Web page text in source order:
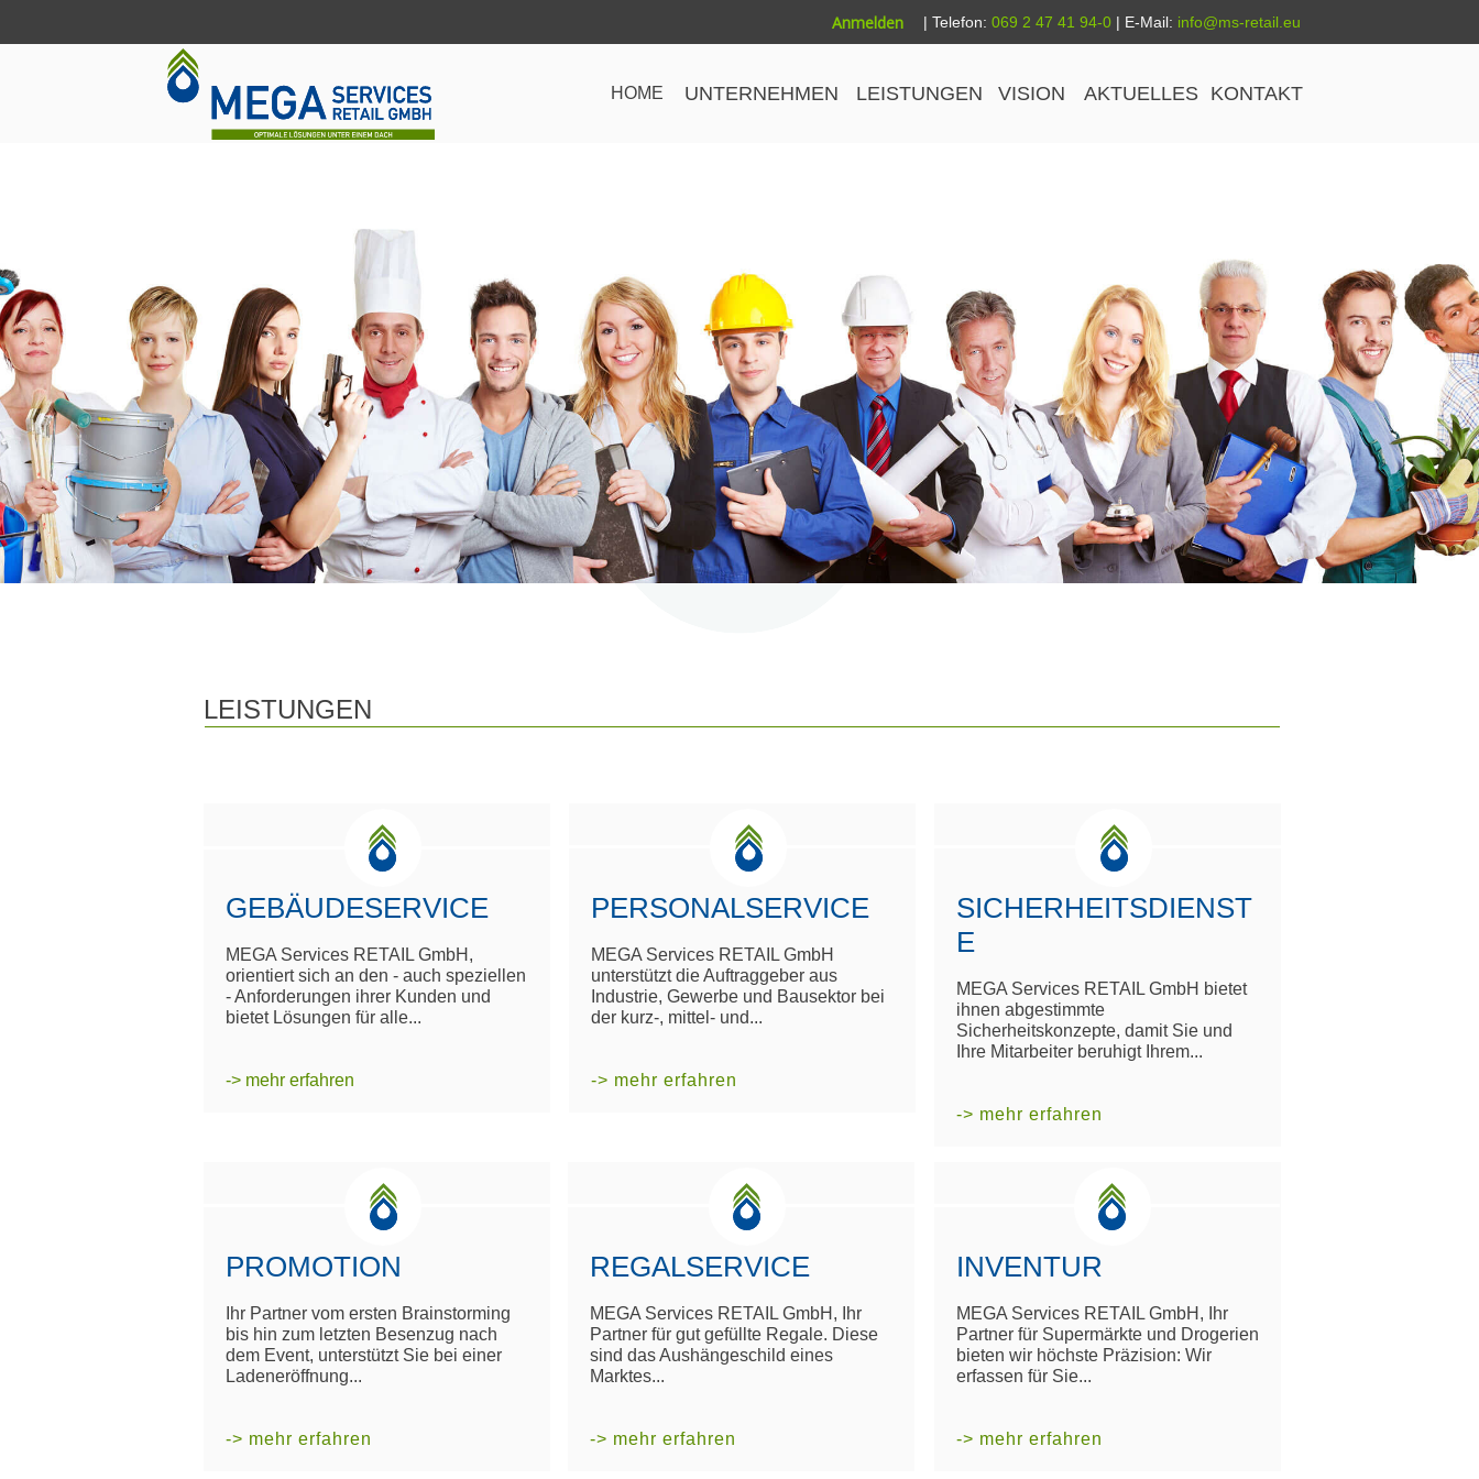
HOME UNTERNEHMEN LEISTUNGEN VISION AKTUELLES KONTAKT
| Telefon: 069 2 47 41 94-0 | E-Mail: info@ms-retail.eu
Anmelden
LEISTUNGEN
PERSONALSERVICE
MEGA Services RETAIL GmbH
unterstützt die Auftraggeber aus
Industrie, Gewerbe und Bausektor bei
der kurz-, mittel- und...
-> mehr erfahren
GEBÄUDESERVICE
MEGA Services RETAIL GmbH,
orientiert sich an den - auch speziellen
- Anforderungen ihrer Kunden und
bietet Lösungen für alle...
-> mehr erfahren
SICHERHEITSDIENST
E
MEGA Services RETAIL GmbH bietet
ihnen abgestimmte
Sicherheitskonzepte, damit Sie und
Ihre Mitarbeiter beruhigt Ihrem...
-> mehr erfahren
REGALSERVICE
MEGA Services RETAIL GmbH, Ihr
Partner für gut gefüllte Regale. Diese
sind das Aushängeschild eines
Marktes...
-> mehr erfahren
PROMOTION
Ihr Partner vom ersten Brainstorming
bis hin zum letzten Besenzug nach
dem Event, unterstützt Sie bei einer
Ladeneröffnung...
-> mehr erfahren
INVENTUR
MEGA Services RETAIL GmbH, Ihr
Partner für Supermärkte und Drogerien
bieten wir höchste Präzision: Wir
erfassen für Sie...
-> mehr erfahren